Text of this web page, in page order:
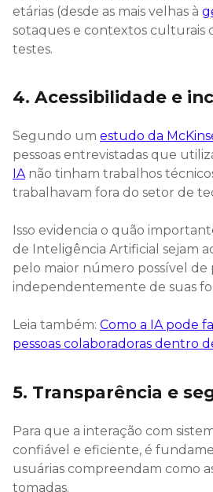
etárias (desde as mais velhas à
sotaques e contextos culturais
testes.
4. Acessibilidade e
Segundo um estudo da
pessoas entrevistadas que
IAnão tinham trabalhos
trabalhavam fora do setor de
Isso evidencia o quão
de Inteligência Artificial sejam
pelo maior número possível de
independentemente de suas
Leia também: Como a IA pode
pessoas colaboradoras dentro
5. Transparência e
Para que a interação com
confiável e eficiente, é
usuárias compreendam como
tomadas.